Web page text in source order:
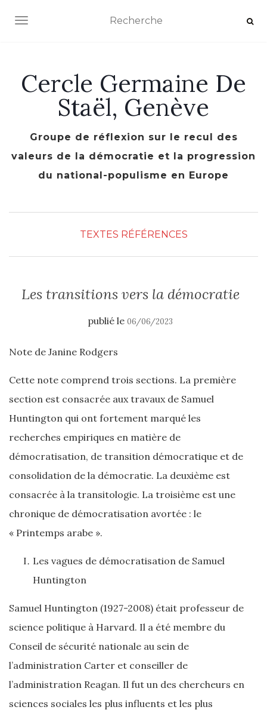
AFFICHER/MASQUER LA NAVIGATION
Cercle Germaine De
Staël, Genève
Groupe de réflexion sur le recul des
valeurs de la démocratie et la progression
du national-populisme en Europe
TEXTES RÉFÉRENCES
Les transitions vers la démocratie
publié le 06/06/2023
Note de Janine Rodgers
Cette note comprend trois sections. La première
section est consacrée aux travaux de Samuel
Huntington qui ont fortement marqué les
recherches empiriques en matière de
démocratisation, de transition démocratique et de
consolidation de la démocratie. La deuxième est
consacrée à la transitologie. La troisième est une
chronique de démocratisation avortée : le
« Printemps arabe ».
Les vagues de démocratisation de Samuel
Huntington
Samuel Huntington (1927-2008) était professeur de
science politique à Harvard. Il a été membre du
Conseil de sécurité nationale au sein de
l’administration Carter et conseiller de
l’administration Reagan. Il fut un des chercheurs en
sciences sociales les plus influents et les plus